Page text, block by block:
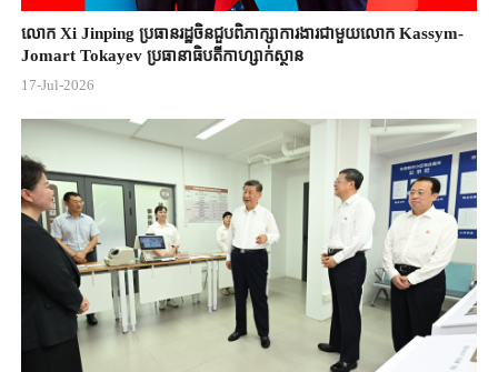
លោក Xi Jinping ប្រធានរដ្ឋចិន​ជួបពិភាក្សា​ការងារជាមួយ​លោក Kassym-
Jomart ​Tokayev ​ប្រធានាធិបតី​កាហ្សាក់ស្ថាន​
17-Jul-2026